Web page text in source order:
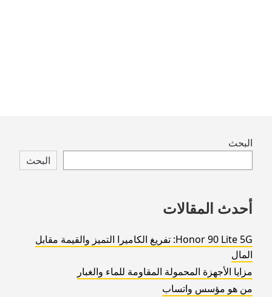
Skip
footer
البحث
البحث
أحدث المقالات
Honor 90 Lite 5G: تفريغ الكاميرا التميز والقيمة مقابل
المال
مزايا الأجهزة المحمولة المقاومة للماء والغبار
من هو مؤسس واتساب